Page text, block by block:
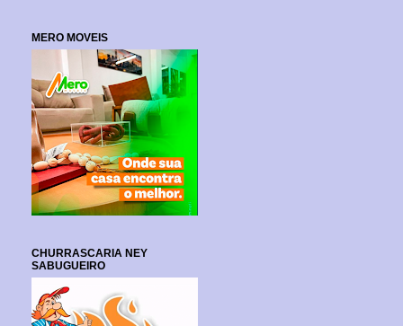
MERO MOVEIS
CHURRASCARIA NEY
SABUGUEIRO